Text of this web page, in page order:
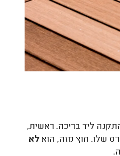
ליד בריכה. ראשית,
שלו. חוץ מזה, הוא לא